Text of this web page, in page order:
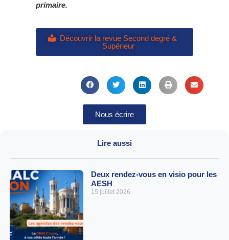
primaire.
Découvrir la revue Second degré &
Supérieur
Nous écrire
Lire aussi
Deux rendez-vous en visio pour les
AESH
15 juillet 2026